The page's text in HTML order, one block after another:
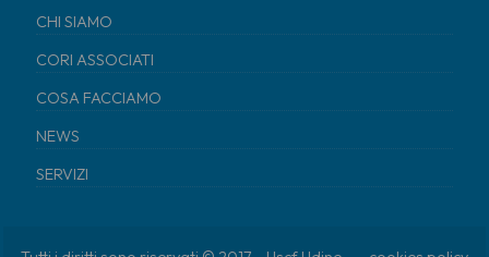
CHI SIAMO
CORI ASSOCIATI
COSA FACCIAMO
NEWS
SERVIZI